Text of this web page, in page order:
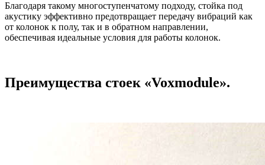
Благодаря такому многоступенчатому подходу, стойка под
акустику эффективно предотвращает передачу вибраций как
от колонок к полу, так и в обратном направлении,
обеспечивая идеальные условия для работы колонок.
Преимущества стоек «Voxmodule».